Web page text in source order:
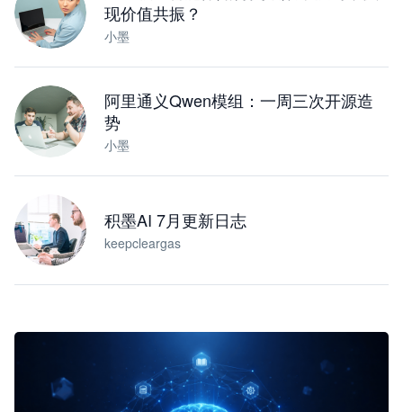
现价值共振？
小墨
阿里通义Qwen模组：一周三次开源造
势
小墨
积墨AI 7月更新日志
keepcleargas